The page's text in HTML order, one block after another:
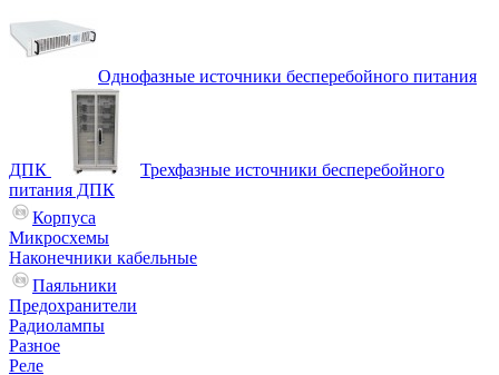
Однофазные источники бесперебойного питания
ДПК
Трехфазные источники бесперебойного
питания ДПК
Корпуса
Микросхемы
Наконечники кабельные
Паяльники
Предохранители
Радиолампы
Разное
Реле